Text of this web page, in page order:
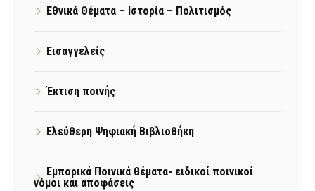
Εθνικά Θέματα – Ιστορία – Πολιτισμός
Εισαγγελείς
Έκτιση ποινής
Ελεύθερη Ψηφιακή Βιβλιοθήκη
Εμπορικά Ποινικά θέματα- ειδικοί ποινικοί
νόμοι και αποφάσεις